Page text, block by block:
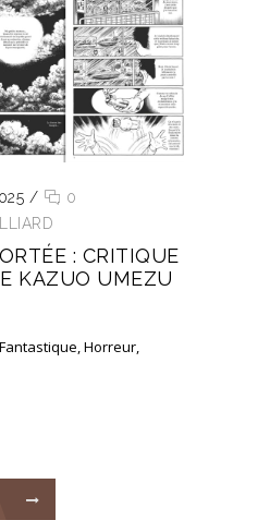
/
0
: CRITIQUE
KAZUO UMEZU
Fantastique,Horreur,